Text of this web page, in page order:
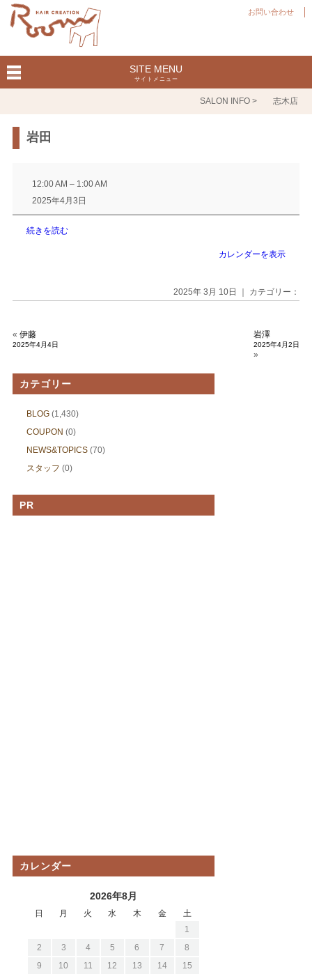
お問い合わせ
SITE MENU
サイトメニュー
SALON INFO > 志木店
岩田
12:00 AM – 1:00 AM
2025年4月3日
続きを読む
カレンダーを表示
2025年 3月 10日 ｜ カテゴリー：
« 伊藤
2025年4月4日
岩澤
2025年4月2日
»
カテゴリー
BLOG(1,430)
COUPON (0)
NEWS&TOPICS(70)
スタッフ (0)
PR
カレンダー
2026年8月
日 月 火 水 木 金
土
1
2
3 4 5 6 7
8
9
10 11 12 13 14
15